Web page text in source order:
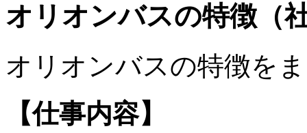
オリオンバスの特徴（
オリオンバスの特徴を
【仕事内容】